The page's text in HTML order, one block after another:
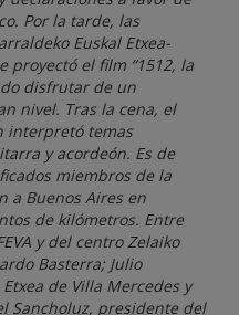
Por la tarde, las
Euskal Etxea-
proyectó el film “1512, la
disfrutar de un
nivel. Tras la cena, el
interpretó temas
y acordeón. Es de
miembros de la
a Buenos Aires en
de kilómetros. Entre
y del centro Zelaiko
Basterra; Julio
de Villa Mercedes y
Sancholuz, presidente del